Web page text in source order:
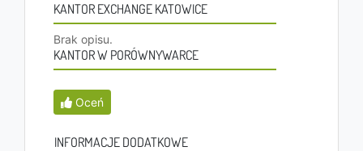
KANTOR EXCHANGE KATOWICE
Brak opisu.
KANTOR W PORÓWNYWARCE
Oceń
INFORMACJE DODATKOWE